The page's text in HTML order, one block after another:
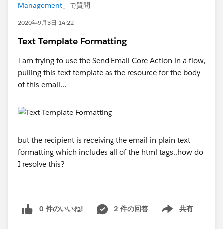
Management 」で質問
2020年9月3日 14:22
Text Template Formatting
I am trying to use the Send Email Core Action in a flow,
pulling this text template as the resource for the body
of this email...
but the recipient is receiving the email in plain text
formatting which includes all of the html tags..how do
I resolve this?
0 件のいいね! 2 件の回答 共有
Show menu